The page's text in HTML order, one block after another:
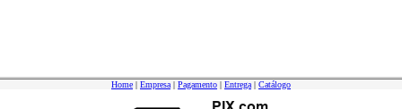
Home | Empresa | Pagamento | Entrega | Catálogo